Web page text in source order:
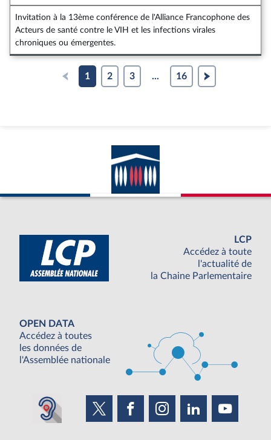
Invitation à la 13ème conférence de l'Alliance Francophone des
Acteurs de santé contre le VIH et les infections virales
chroniques ou émergentes.
1 2 3 ... 16
LCP
Accédez à toute
l'actualité de
la Chaine Parlementaire
OPEN DATA
Accédez à toutes
les données de
l'Assemblée nationale